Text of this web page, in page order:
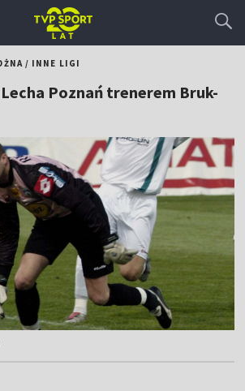
/ INNE LIGI
Poznań trenerem Bruk-